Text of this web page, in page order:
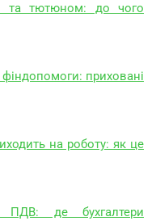
та тютюном: до чого
приховані
на роботу: як це
ПДВ: де бухгалтери